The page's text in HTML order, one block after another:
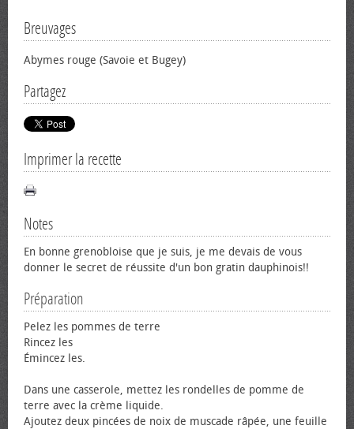
Breuvages
Abymes rouge (Savoie et Bugey)
Partagez
Imprimer la recette
Notes
En bonne grenobloise que je suis, je me devais de vous
donner le secret de réussite d'un bon gratin dauphinois!!
Préparation
Pelez les pommes de terre
Rincez les
Émincez les.
Dans une casserole, mettez les rondelles de pomme de
terre avec la crème liquide.
Ajoutez deux pincées de noix de muscade râpée, une feuille